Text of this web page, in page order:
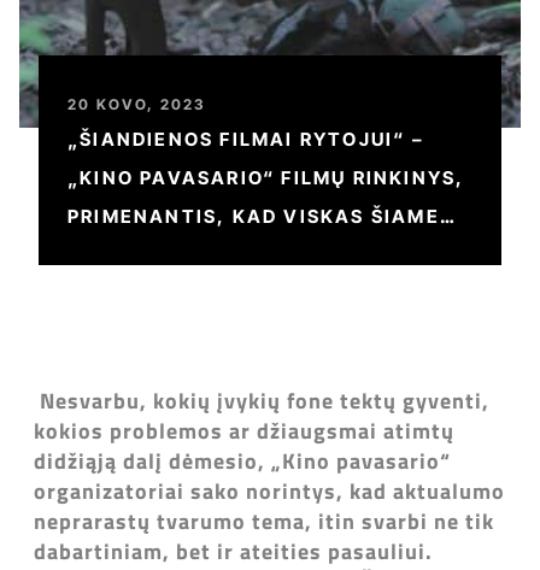
20 KOVO, 2023
„ŠIANDIENOS FILMAI RYTOJUI“ –
„KINO PAVASARIO“ FILMŲ RINKINYS,
PRIMENANTIS, KAD VISKAS ŠIAME
Nesvarbu, kokių įvykių fone tektų gyventi,
kokios problemos ar džiaugsmai atimtų
didžiąją dalį dėmesio, „Kino pavasario“
organizatoriai sako norintys, kad aktualumo
neprarastų tvarumo tema, itin svarbi ne tik
dabartiniam, bet ir ateities pasauliui.